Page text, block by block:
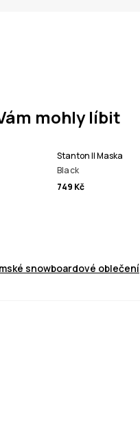
mohly líbit
Stanton II Maska
Black
749 Kč
snowboardové oblečení